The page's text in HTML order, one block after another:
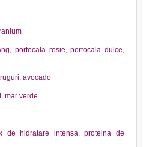
portocala rosie, portocala dulce,
avocado
mar verde
de hidratare intensa, proteina de